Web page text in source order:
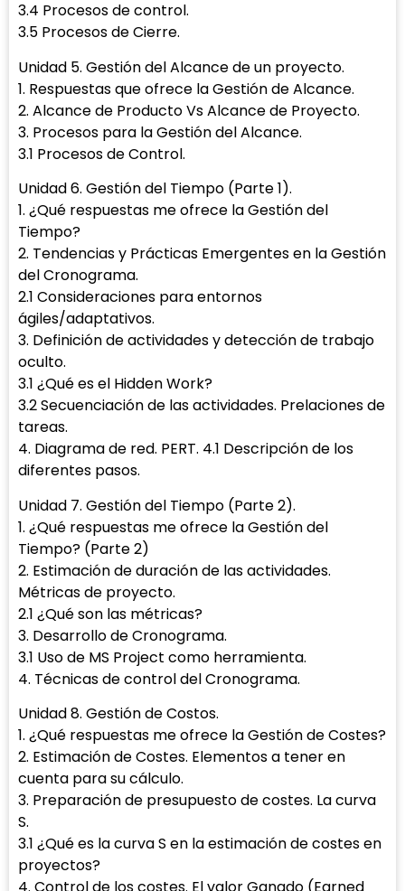
3.4 Procesos de control.
3.5 Procesos de Cierre.
Unidad 5. Gestión del Alcance de un proyecto.
1. Respuestas que ofrece la Gestión de Alcance.
2. Alcance de Producto Vs Alcance de Proyecto.
3. Procesos para la Gestión del Alcance.
3.1 Procesos de Control.
Unidad 6. Gestión del Tiempo (Parte 1).
1. ¿Qué respuestas me ofrece la Gestión del
Tiempo?
2. Tendencias y Prácticas Emergentes en la Gestión
del Cronograma.
2.1 Consideraciones para entornos
ágiles/adaptativos.
3. Definición de actividades y detección de trabajo
oculto.
3.1 ¿Qué es el Hidden Work?
3.2 Secuenciación de las actividades. Prelaciones de
tareas.
4. Diagrama de red. PERT. 4.1 Descripción de los
diferentes pasos.
Unidad 7. Gestión del Tiempo (Parte 2).
1. ¿Qué respuestas me ofrece la Gestión del
Tiempo? (Parte 2)
2. Estimación de duración de las actividades.
Métricas de proyecto.
2.1 ¿Qué son las métricas?
3. Desarrollo de Cronograma.
3.1 Uso de MS Project como herramienta.
4. Técnicas de control del Cronograma.
Unidad 8. Gestión de Costos.
1. ¿Qué respuestas me ofrece la Gestión de Costes?
2. Estimación de Costes. Elementos a tener en
cuenta para su cálculo.
3. Preparación de presupuesto de costes. La curva
S.
3.1 ¿Qué es la curva S en la estimación de costes en
proyectos?